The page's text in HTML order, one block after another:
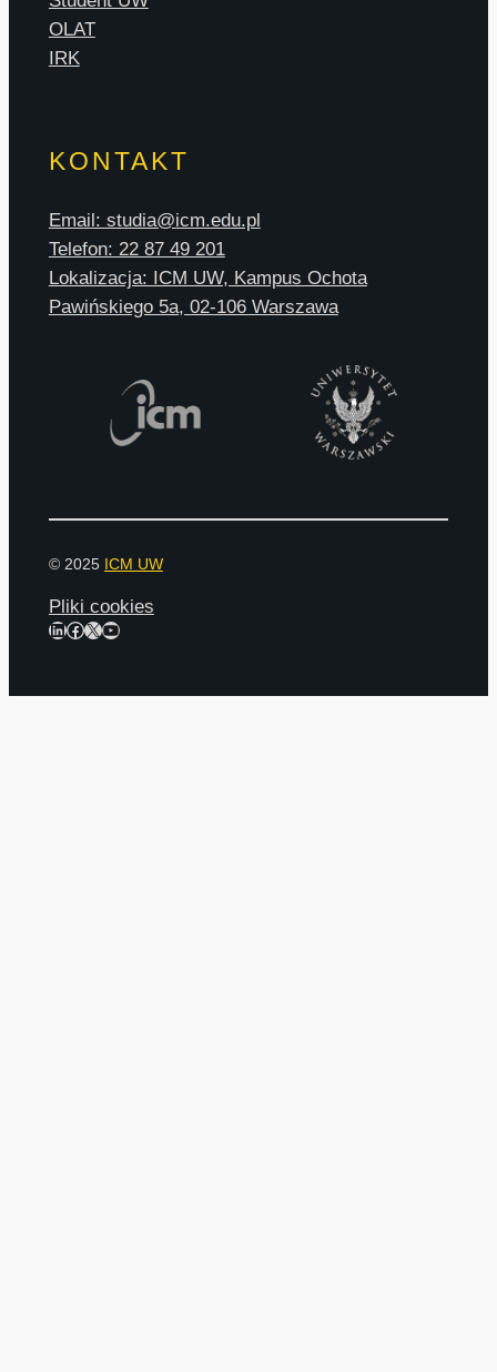
OLAT
IRK
KONTAKT
Email: studia@icm.edu.pl
Telefon: 22 87 49 201
Lokalizacja: ICM UW, Kampus Ochota
Pawińskiego 5a, 02-106 Warszawa
© 2025 ICM UW
Pliki cookies
LinkedIn Facebook X YouTube